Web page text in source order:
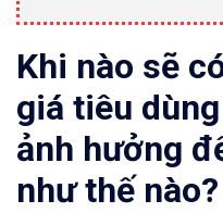
Khi nào sẽ
giá tiêu
ảnh hưởng
như thế nào?